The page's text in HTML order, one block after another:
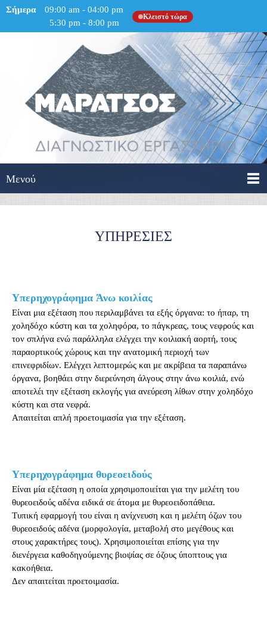
Σήμερα 09:00 am - 04:00 pm
5:30 pm - 8:00 pm
Κλειστό τώρα
Μενού
ΥΠΗΡΕΣΙΕΣ
Υπερηχογράφημα Άνω κοιλίας
Είναι μια εξέταση που περιλαμβάνει τα εξής όργανα: το ήπαρ, τη
χοληδόχο κύστη και τα χοληφόρα, το πάγκρεας, τους νεφρούς και
τον σπλήνα ενώ παράλληλα ελέγχει την κοιλιακή αορτή, τους
παραορτικούς χώρους και την ανατομική περιοχή των
επινεφριδίων. Ελέγχει λεπτομερώς και με ακρίβεια τα παραπάνω
όργανα, βοηθάει στην διερεύνηση άλγους στην άνω κοιλιά, ενώ
αποτελέι την εξέταση εκλογής για ανεύρεση λίθων στην χοληδόχο
κύστη και στα νεφρά.
Απαιτείται απλή προετοιμασία για την εξέταση.
Υπερηχογράφημα θυρεοειδούς
Είναι μία εξέταση η οποία χρησιμοποιείται για την μελέτη του
θυρεοειδούς αδένα ειδικά σε άτομα με θυρεοειδοπάθεια.
Τυπική εφαρμογή του είναι η ανίχνευση και η μελέτη όζων του
θυρεοειδούς αδένα (μορφολογία, μεταβολή στο μεγέθους και
στους χαρακτήρες τους). Χρησιμοποιείται επίσης για την
διενέργεια καθοδηγούμενης βιοψίας σε όζους ύποπτους για
κακοήθεια.
Δεν απαιτείται προετοιμασία.